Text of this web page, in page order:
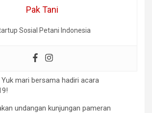
Pak Tani
Sosial Petani Indonesia
mari bersama hadiri acara
undangan kunjungan pameran